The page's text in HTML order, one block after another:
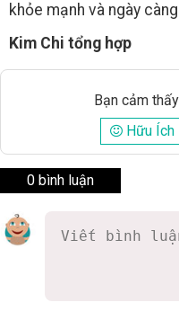
khỏe mạnh và ngày
Kim Chi tổng hợp
Bạn cảm
Hữu Ích
0 bình luận